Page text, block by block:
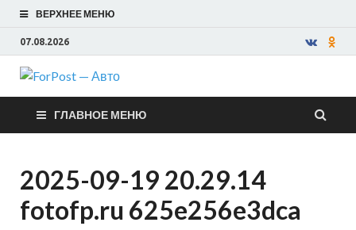
ВЕРХНЕЕ МЕНЮ
07.08.2026
ForPost —
Авто
ГЛАВНОЕ МЕНЮ
2025-09-19 20.29.14
fotofp.ru 625e256e3dca